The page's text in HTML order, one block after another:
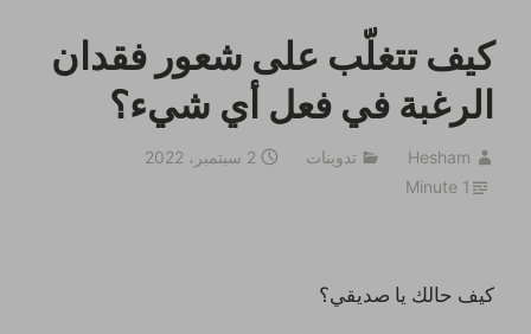
كيف تتغلّب على شعور فقدان
الرغبة في فعل أي شيء؟
Hesham تدوينات
2 سبتمبر، 2022
1 Minute
كيف حالك يا صديقي؟